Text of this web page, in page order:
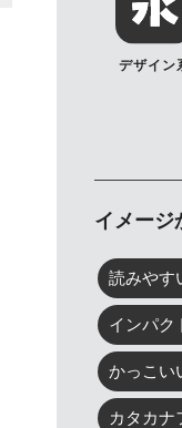
デザイン
イメージ
読みやす
インパク
かっこい
カタカナ